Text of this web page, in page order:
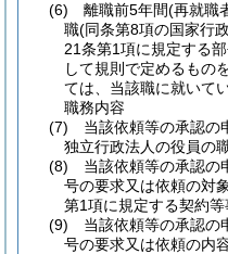
(6)
離職前5年間(再就職
職(同条第8項の国家行
21条第1項に規定する
して規則で定めるもの
ては、当該職に就いて
職務内容
(7)
当該依頼等の承認の
独立行政法人の役員の
(8)
当該依頼等の承認の
号の要求又は依頼の対
第1項に規定する契約
(9)
当該依頼等の承認の
号の要求又は依頼の内